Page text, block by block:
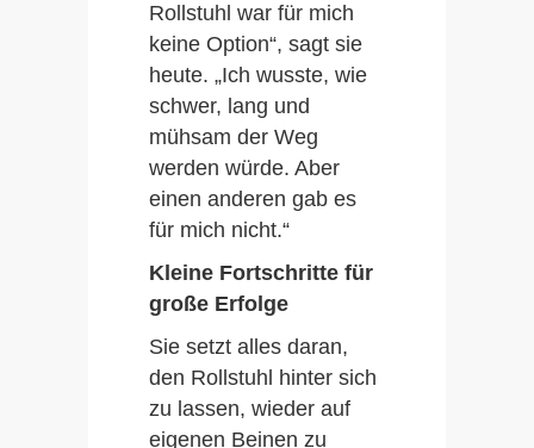
Rollstuhl war für mich
keine Option“, sagt sie
heute. „Ich wusste, wie
schwer, lang und
mühsam der Weg
werden würde. Aber
einen anderen gab es
für mich nicht.“
Kleine Fortschritte für
große Erfolge
Sie setzt alles daran,
den Rollstuhl hinter sich
zu lassen, wieder auf
eigenen Beinen zu